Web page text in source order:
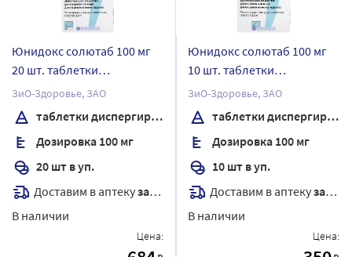
Юнидокс солютаб 100 мг
20 шт. таблетки
диспергируемые
ЗиО-Здоровье, ЗАО
таблетки диспергируемые
Дозировка 100 мг
20 шт в уп.
Доставим в аптекузавтра
В наличии
Цена:
Юнидокс солютаб 100 мг
10 шт. таблетки
диспергируемые
ЗиО-Здоровье, ЗАО
таблетки диспергируемые
Дозировка 100 мг
10 шт в уп.
Доставим в аптекузавтра
В наличии
Цена: